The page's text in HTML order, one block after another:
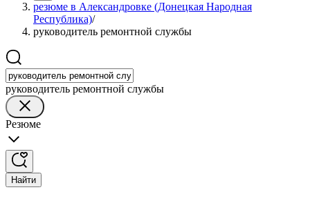
резюме в Александровке (Донецкая Народная
Республика)/
руководитель ремонтной службы
руководитель ремонтной службы
Резюме
Найти